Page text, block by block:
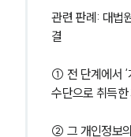
관련 판례: 대법
결
① 전 단계에서 ‘
수단으로 취득한
② 그 개인정보